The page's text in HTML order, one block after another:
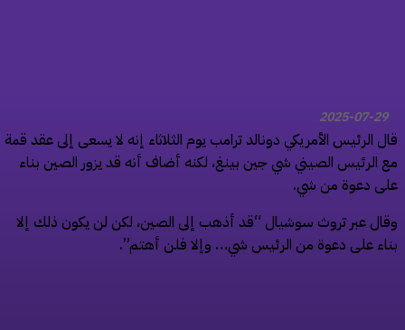
2025-07-29
الرئيس الأمريكي دونالد ترامب يوم الثلاثاء إنه لا يسعى إلى عقد قمة
الرئيس الصيني شي جين بينغ، لكنه أضاف أنه قد يزور الصين بناء
دعوة من شي.
عبر تروث سوشيال “قد أذهب إلى الصين، لكن لن يكون ذلك إلا
على دعوة من الرئيس شي… وإلا فلن أهتم”.